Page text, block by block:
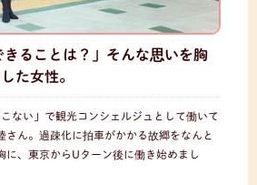
きることは？」そんな思いを胸
た女性。
こない」で観光コンシェルジュとして働いて
さん。過疎化に拍車がかかる故郷をなんと
に、東京からUターン後に働き始めまし